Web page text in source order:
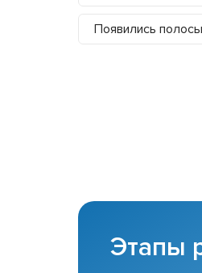
Появились полосы
Этапы